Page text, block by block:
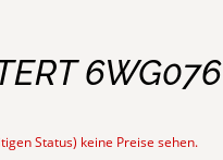
6WG076
Status) keine Preise sehen.